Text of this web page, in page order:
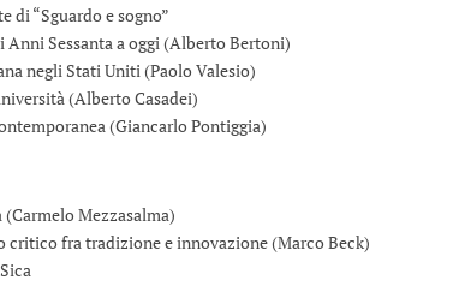
“Sguardo e sogno”
Sessanta a oggi (Alberto Bertoni)
Stati Uniti (Paolo Valesio)
(Alberto Casadei)
(Giancarlo Pontiggia)
Mezzasalma)
fra tradizione e innovazione (Marco Beck)